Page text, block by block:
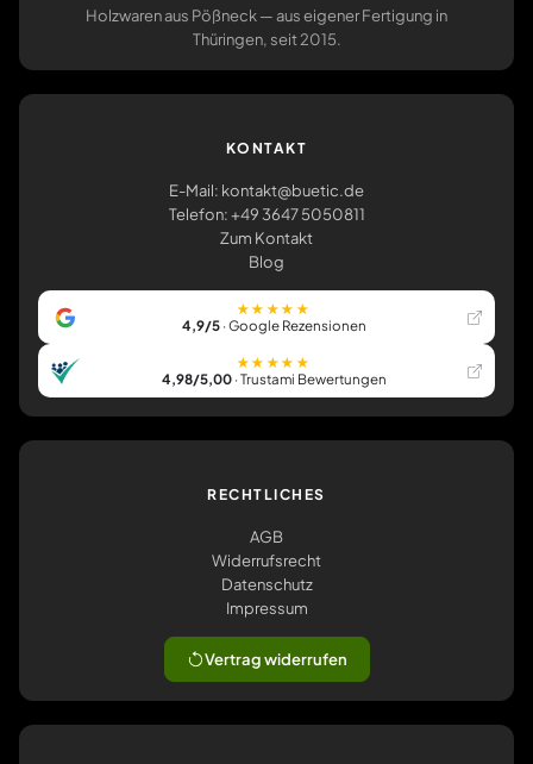
Holzwaren aus Pößneck — aus eigener Fertigung in
Thüringen, seit 2015.
KONTAKT
E-Mail: kontakt@buetic.de
Telefon: +49 3647 5050811
Zum Kontakt
Blog
★★★★★
4,9/5· Google Rezensionen
★★★★★
4,98/5,00· Trustami Bewertungen
RECHTLICHES
AGB
Widerrufsrecht
Datenschutz
Impressum
Vertrag widerrufen